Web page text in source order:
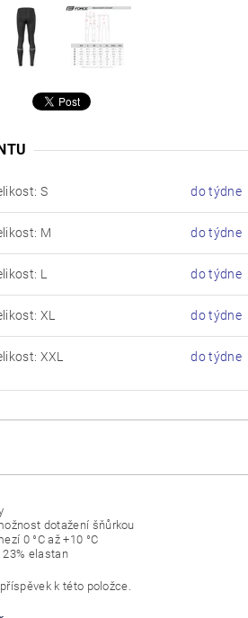
S do týdne
M do týdne
L do týdne
XL do týdne
XXL do týdne
dotažení šňůrkou
0 °C až +10 °C
23% elastan
k této položce.